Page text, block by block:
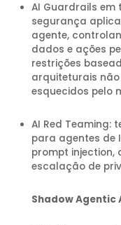
AI Guardrails em
segurança
agente,
dados e ações
restrições
arquiteturais
esquecidos pelo
AI Red Teaming:
para agentes de
prompt injection,
escalação de
Shadow Agentic